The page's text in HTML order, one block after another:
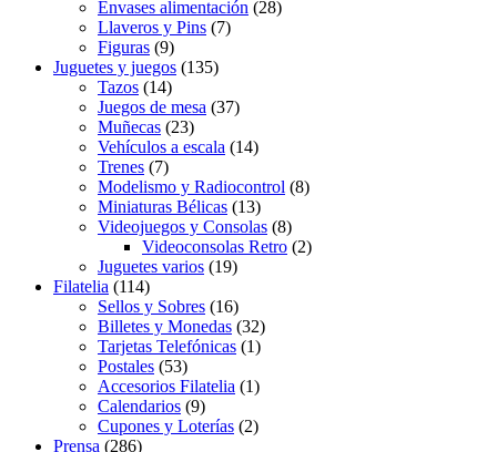
Envases alimentación (28)
Llaveros y Pins (7)
Figuras (9)
Juguetes y juegos (135)
Tazos (14)
Juegos de mesa (37)
Muñecas (23)
Vehículos a escala (14)
Trenes (7)
Modelismo y Radiocontrol (8)
Miniaturas Bélicas (13)
Videojuegos y Consolas (8)
Videoconsolas Retro (2)
Juguetes varios (19)
Filatelia (114)
Sellos y Sobres (16)
Billetes y Monedas (32)
Tarjetas Telefónicas (1)
Postales (53)
Accesorios Filatelia (1)
Calendarios (9)
Cupones y Loterías (2)
Prensa (286)